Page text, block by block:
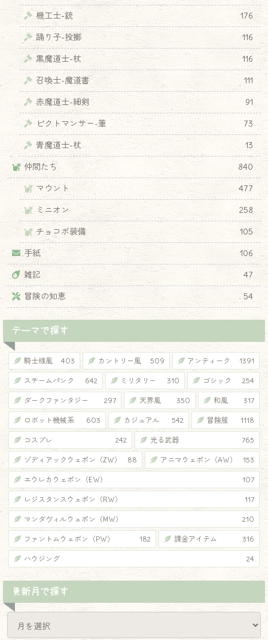
機工士-銃
176
踊り子-投擲
116
黒魔道士-杖
116
召喚士-魔道書
111
赤魔道士-細剣
91
ピクトマンサー-筆
73
青魔道士-杖
13
仲間たち
840
マウント
477
ミニオン
258
チョコボ装備
105
手紙
106
雑記
47
冒険の知恵
54
テーマで探す
騎士様風 403 カントリー風 509 アンティーク 1391
スチームパンク 642 ミリタリー 310 ゴシック 254
ダークファンタジー 297 天界風 350 和風 317
ロボット機械系 603 カジュアル 542 冒険服 1118
コスプレ 242 光る武器 765
ゾディアックウェポン（ZW） 88 アニマウェポン（AW） 153
エウレカウェポン（EW） 107
レジスタンスウェポン（RW） 117
マンダヴィルウェポン（MW） 210
ファントムウェポン（PW） 182 課金アイテム 316
ハウジング 24
更新月で探す